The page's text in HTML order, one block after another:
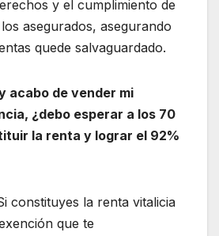
y el cumplimiento de
asegurados, asegurando
quede salvaguardado.
acabo de vender mi
¿debo esperar a los 70
la renta y lograr el 92%
constituyes la renta vitalicia
que te